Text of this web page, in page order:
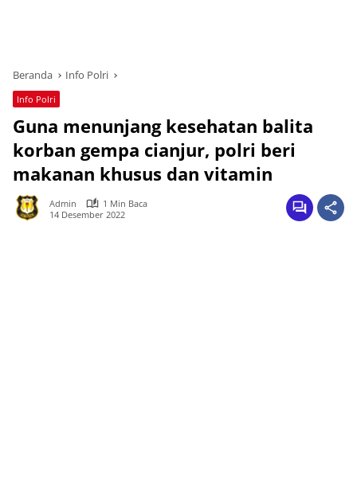
Beranda Info Polri
Info Polri
Guna menunjang kesehatan balita
korban gempa cianjur, polri beri
makanan khusus dan vitamin
Admin
1 Min Baca
14 Desember 2022